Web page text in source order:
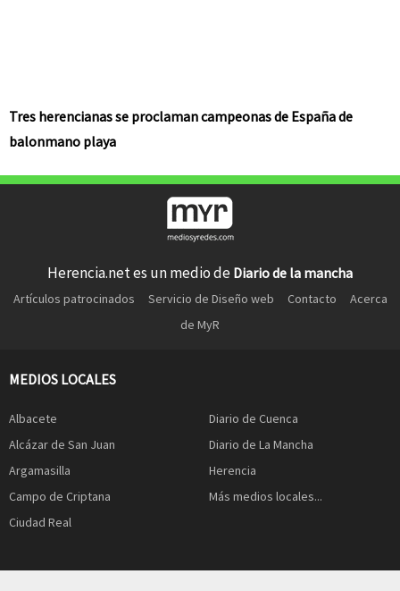
Tres herencianas se proclaman campeonas de España de
balonmano playa
Herencia.net es un medio de Diario de la mancha
Artículos patrocinados Servicio de Diseño web Contacto
Acerca
de MyR
MEDIOS LOCALES
Albacete
Alcázar de San Juan
Argamasilla
Campo de Criptana
Ciudad Real
Diario de Cuenca
Diario de La Mancha
Herencia
Más medios locales...